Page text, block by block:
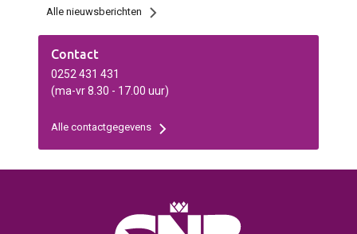
Alle nieuwsberichten
Contact
0252 431 431
(ma-vr 8.30 - 17.00 uur)
Alle contactgegevens